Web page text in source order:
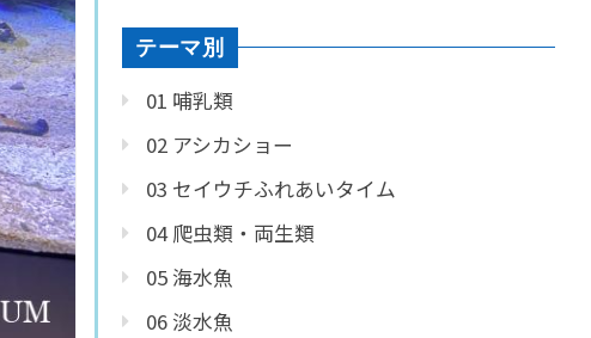
テーマ別
01 哺乳類
02 アシカショー
03 セイウチふれあいタイム
04 爬虫類・両生類
05 海水魚
06 淡水魚